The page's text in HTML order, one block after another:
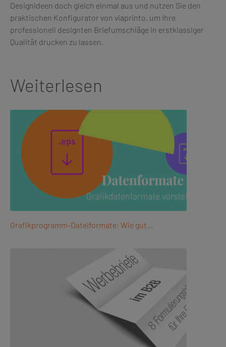
Designideen doch gleich einmal aus und nutzen Sie den
praktischen Konfigurator von viaprinto, um Ihre
professionell designten Briefumschläge in erstklassiger
Qualität drucken zu lassen.
Weiterlesen
Grafikprogramm-Dateiformate: Wie gut…